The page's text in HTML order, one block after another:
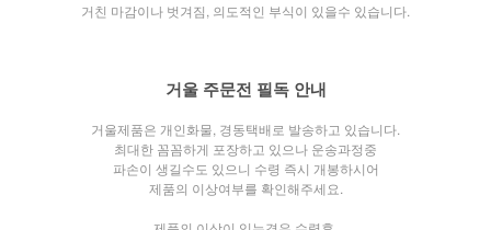
거친 마감이나 벗겨짐, 의도적인 부식이 있을수 있습니다.
거울 주문전 필독 안내
거울제품은 개인화물, 경동택배로 발송하고 있습니다.
최대한 꼼꼼하게 포장하고 있으나 운송과정중
파손이 생길수도 있으니 수령 즉시 개봉하시어
제품의 이상여부를 확인해주세요.